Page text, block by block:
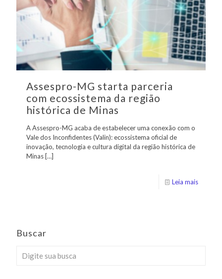
Assespro-MG starta parceria
com ecossistema da região
histórica de Minas
A Assespro-MG acaba de estabelecer uma conexão com o
Vale dos Inconfidentes (Valin): ecossistema oficial de
inovação, tecnologia e cultura digital da região histórica de
Minas […]
Leia mais
Buscar